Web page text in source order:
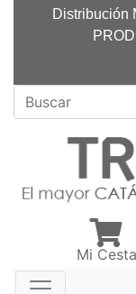
Distribución
Mi Cesta